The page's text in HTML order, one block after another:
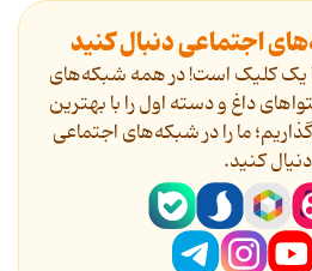
اجتماعی دنبال کنید
یک کلیک است! در همه شبکه‌های
داغ و دسته اول را با بهترین
ما را در شبکه‌های اجتماعی
دنیال کنید.